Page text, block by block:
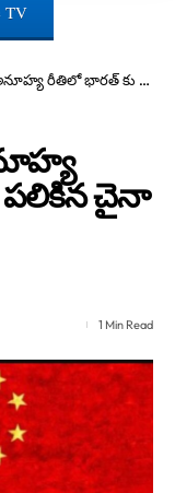
TV
కు మద్దతు పలికిన చైనా మీడియా
పలికిన చైనా
1 Min Read